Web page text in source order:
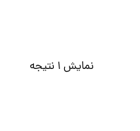
نمایش ۱ نتیجه